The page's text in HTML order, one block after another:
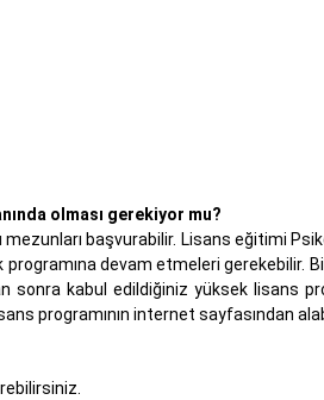
olması gerekiyor mu?
başvurabilir. Lisans eğitimi
devam etmeleri gerekebilir.
sonra kabul edildiğiniz yüksek lisans
programının internet sayfasından